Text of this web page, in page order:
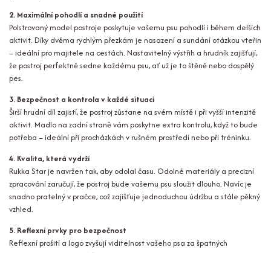
2. Maximální pohodlí a snadné použití
Polstrovaný model postroje poskytuje vašemu psu pohodlí i během delších
aktivit. Díky dvěma rychlým přezkám je nasazení a sundání otázkou vteřin
– ideální pro majitele na cestách. Nastavitelný výstřih a hrudník zajišťují,
že postroj perfektně sedne každému psu, ať už je to štěně nebo dospělý
pes.
3. Bezpečnost a kontrola v každé situaci
Širší hrudní díl zajistí, že postroj zůstane na svém místě i při vyšší intenzitě
aktivit. Madlo na zadní straně vám poskytne extra kontrolu, když to bude
potřeba – ideální při procházkách v rušném prostředí nebo při tréninku.
4. Kvalita, která vydrží
Rukka Star je navržen tak, aby odolal času. Odolné materiály a precizní
zpracování zaručují, že postroj bude vašemu psu sloužit dlouho. Navíc je
snadno pratelný v pračce, což zajišťuje jednoduchou údržbu a stále pěkný
vzhled.
5. Reflexní prvky pro bezpečnost
Reflexní prošití a logo zvyšují viditelnost vašeho psa za špatných